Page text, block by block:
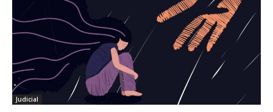
Judicial